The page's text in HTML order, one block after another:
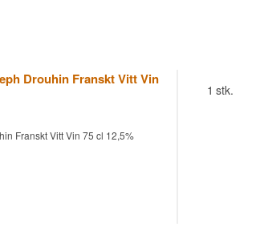
Drouhin Franskt Vitt Vin
Franskt Vitt Vin 75 cl 12,5%
1 stk.